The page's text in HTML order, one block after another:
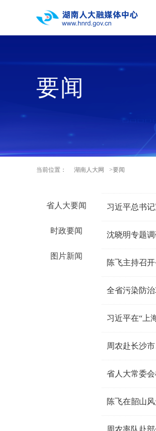
要闻
当前位置： 湖南人大网 >要闻
省人大要闻
时政要闻
图片新闻
习近平总书
沈晓明专题
全省污染防
习近平在“上
周农赴长沙
省人大常委
周农率队赴